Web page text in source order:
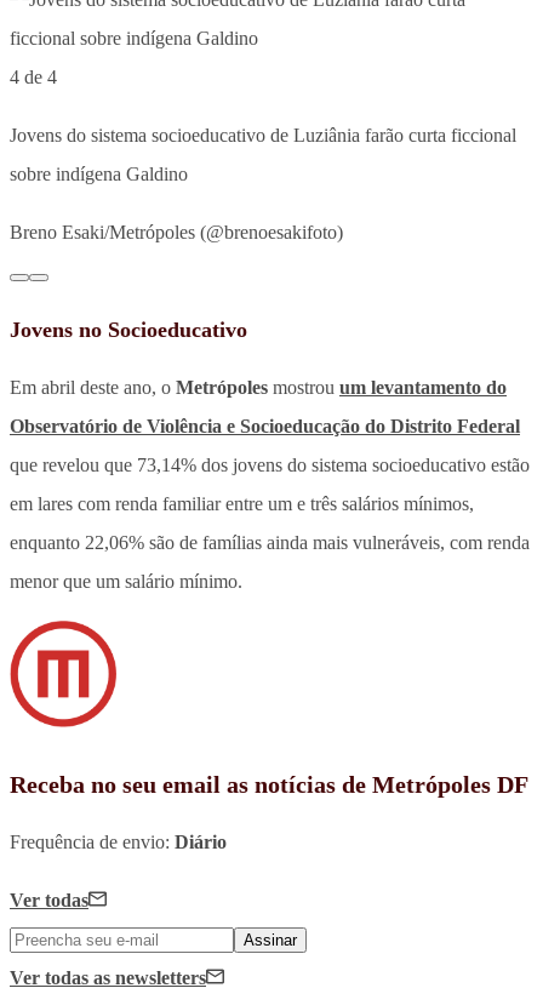
4 de 4
Jovens do sistema socioeducativo de Luziânia farão curta ficcional
sobre indígena Galdino
Breno Esaki/Metrópoles (@brenoesakifoto)
Jovens no Socioeducativo
Em abril deste ano, o Metrópoles mostrou um levantamento do
Observatório de Violência e Socioeducação do Distrito Federal
que revelou que 73,14% dos jovens do sistema socioeducativo estão
em lares com renda familiar entre um e três salários mínimos,
enquanto 22,06% são de famílias ainda mais vulneráveis, com renda
menor que um salário mínimo.
Receba no seu email as notícias de Metrópoles DF
Frequência de envio: Diário
Ver todas
Assinar
Ver todas as newsletters